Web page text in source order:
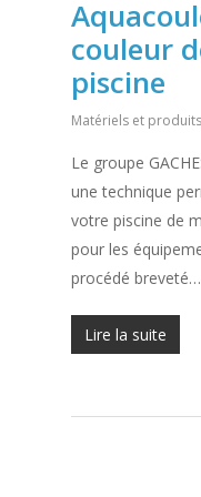
couleur
piscine
Matériels et
Le groupe
une technique
votre piscine de
pour les
procédé breveté…
Lire la suite